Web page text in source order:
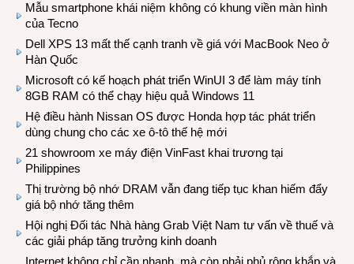
Mẫu smartphone khái niệm không có khung viền màn hình
của Tecno
Dell XPS 13 mất thế cạnh tranh về giá với MacBook Neo ở
Hàn Quốc
Microsoft có kế hoạch phát triển WinUI 3 để làm máy tính
8GB RAM có thể chạy hiệu quả Windows 11
Hệ điều hành Nissan OS được Honda hợp tác phát triển
dùng chung cho các xe ô-tô thế hệ mới
21 showroom xe máy điện VinFast khai trương tại
Philippines
Thị trường bộ nhớ DRAM vẫn đang tiếp tục khan hiếm đẩy
giá bộ nhớ tăng thêm
Hội nghị Đối tác Nhà hàng Grab Việt Nam tư vấn về thuế và
các giải pháp tăng trưởng kinh doanh